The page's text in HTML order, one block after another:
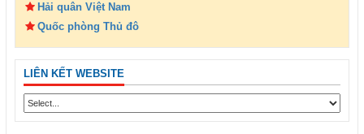
Hải quân Việt Nam
Quốc phòng Thủ đô
LIÊN KẾT WEBSITE